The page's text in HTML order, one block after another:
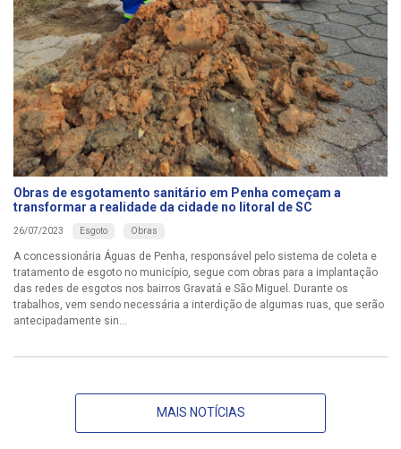
Obras de esgotamento sanitário em Penha começam a
transformar a realidade da cidade no litoral de SC
26/07/2023 Esgoto Obras
A concessionária Águas de Penha, responsável pelo sistema de coleta e
tratamento de esgoto no município, segue com obras para a implantação
das redes de esgotos nos bairros Gravatá e São Miguel. Durante os
trabalhos, vem sendo necessária a interdição de algumas ruas, que serão
antecipadamente sin...
MAIS NOTÍCIAS